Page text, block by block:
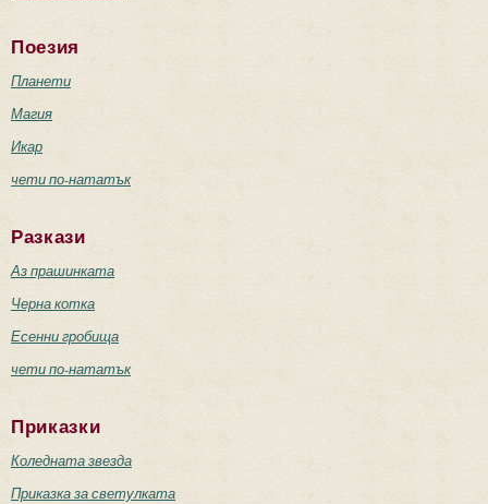
Поезия
Планети
Магия
Икар
чети по-нататък
Разкази
Аз прашинката
Черна котка
Есенни гробища
чети по-нататък
Приказки
Коледната звезда
Приказка за светулката